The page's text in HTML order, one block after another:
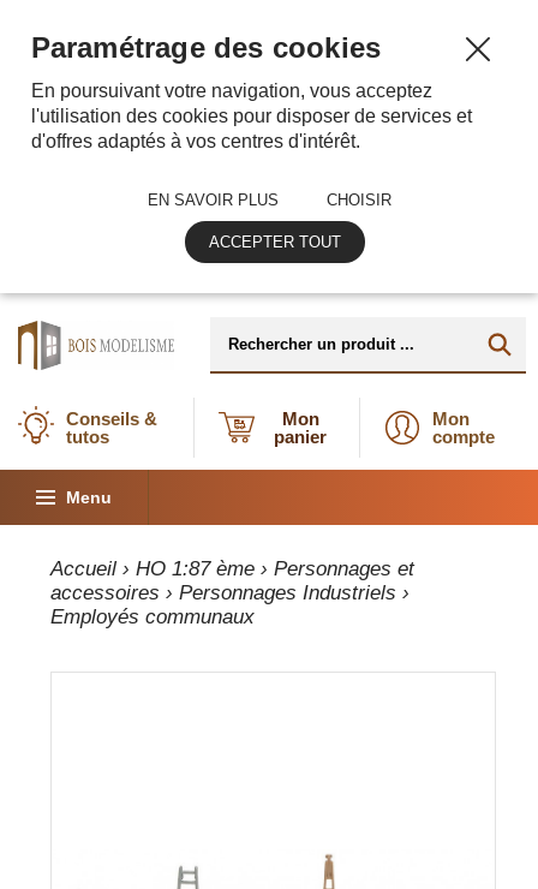
Conseils &
tutos
Mon
panier
Mon
compte
Menu
Accueil ›HO 1:87 ème ›Personnages et
accessoires ›Personnages Industriels ›
Employés communaux
Paramétrage des cookies
En poursuivant votre navigation, vous acceptez
l'utilisation des cookies pour disposer de services et
d'offres adaptés à vos centres d'intérêt.
EN SAVOIR PLUS CHOISIR
ACCEPTER TOUT